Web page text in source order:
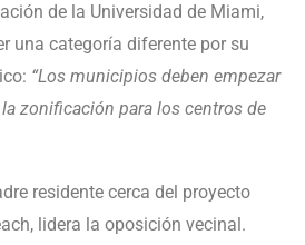
de la Universidad de Miami,
una categoría diferente por su
“Los municipios deben empezar
zonificación para los centros de
residente cerca del proyecto
lidera la oposición vecinal.